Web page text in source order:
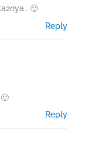
🙂
Reply
Reply